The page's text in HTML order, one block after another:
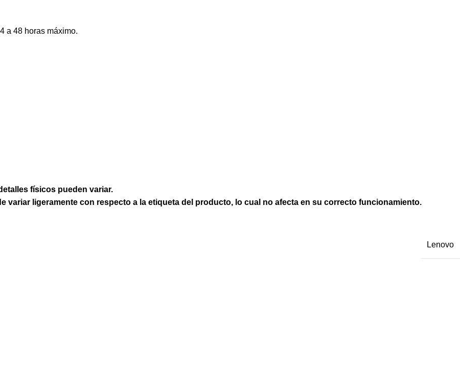
a 48 horas máximo.
físicos pueden variar.
variar ligeramente con respecto a la etiqueta del producto, lo cual no afecta en su correcto funcionamiento.
Lenovo